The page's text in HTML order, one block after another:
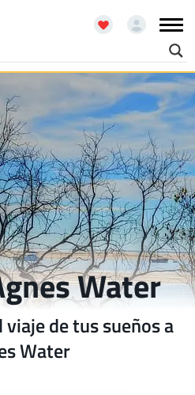
Water
de tus sueños a
Water